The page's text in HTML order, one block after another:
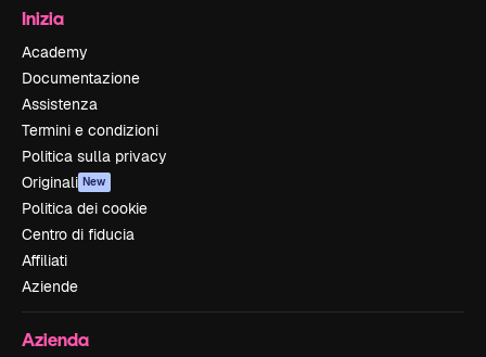
Inizia
Academy
Documentazione
Assistenza
Termini e condizioni
Politica sulla privacy
Originali New
Politica dei cookie
Centro di fiducia
Affiliati
Aziende
Azienda